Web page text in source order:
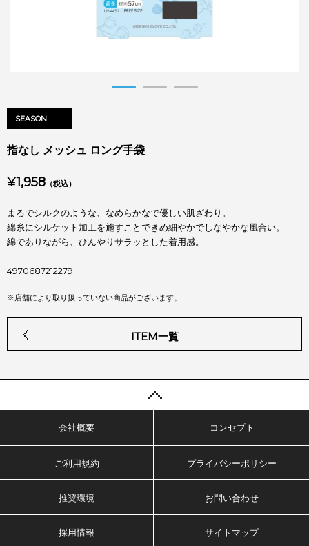
SEASON
指なし メッシュ ロング手袋
¥1,958 （税込）
まるでシルクのような、なめらかなで優しい肌ざわり。
綿糸にシルケット加工を施すことできめ細やかでしなやかな風合い。
綿でありながら、ひんやりサラッとした着用感。
4970687212279
※店舗により取り扱っていない商品がございます。
ITEM一覧
会社概要 コンセプト
ご利用規約 プライバシーポリシー
推奨環境 お問い合わせ
採用情報 サイトマップ